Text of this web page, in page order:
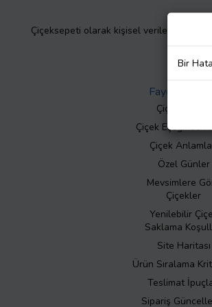
Çiçeksepeti olarak kişisel verilerinizin
Faydalı Bilgiler
Çiçek Bakımı
Çiçek Eşliğinde
Çiçek
Özel Günler
Mevsimlere
Çiçekler
Yenilebilir
Saklama
Site Haritası
Ürün Sıralama
Teslimat
Sipariş
Bir